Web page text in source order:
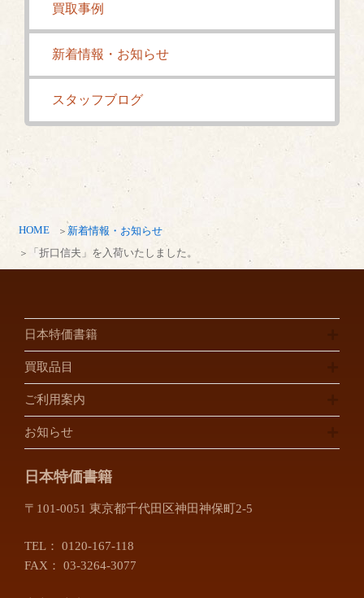
HOME
新着情報・お知らせ
「折口信夫」を入荷いたしました。
買取事例
新着情報・お知らせ
スタッフブログ
日本特価書籍
買取品目
ご利用案内
お知らせ
日本特価書籍
〒101-0051 東京都千代田区神田神保町2-5
TEL： 0120-167-118
FAX： 03-3264-3077